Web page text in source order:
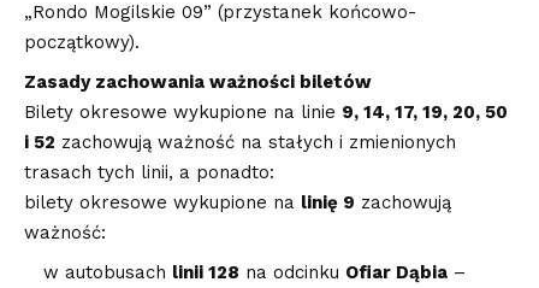
„Rondo Mogilskie 09” (przystanek końcowo-
początkowy).
Zasady zachowania ważności biletów
Bilety okresowe wykupione na linie 9, 14, 17, 19, 20, 50
i 52 zachowują ważność na stałych i zmienionych
trasach tych linii, a ponadto:
bilety okresowe wykupione na linię 9 zachowują
ważność:
w autobusach linii 128 na odcinku Ofiar Dąbia –